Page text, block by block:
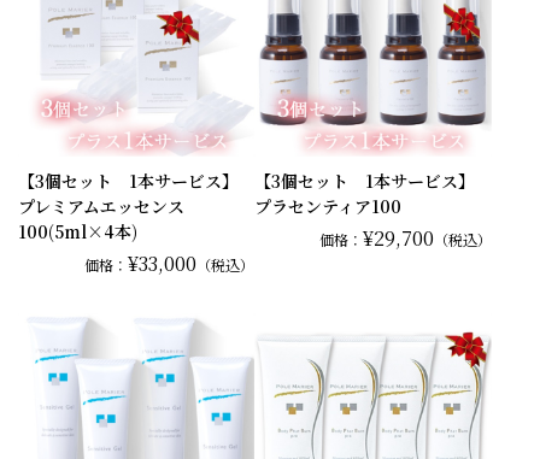
【3個セット 1本サービス】
プレミアムエッセンス
100(5ml×4本)
価格：¥33,000 （税込）
【3個セット 1本サービス】
プラセンティア100
価格： ¥29,700 （税込）